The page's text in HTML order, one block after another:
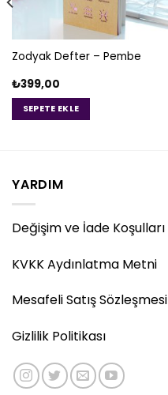
Zodyak Defter – Pembe
₺399,00
SEPETE EKLE
YARDIM
Değişim ve İade Koşulları
KVKK Aydınlatma Metni
Mesafeli Satış Sözleşmesi
Gizlilik Politikası